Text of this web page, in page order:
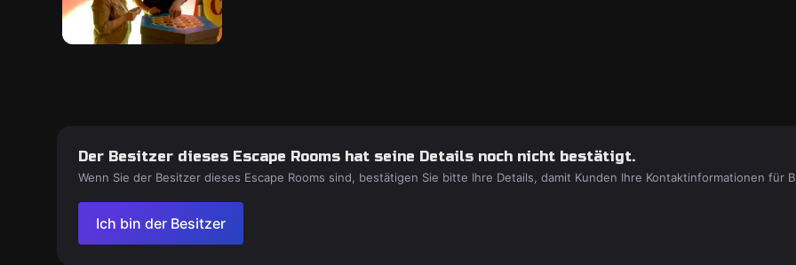
Der Besitzer dieses Escape Rooms hat seine Details noch nicht bestätigt.
Wenn Sie der Besitzer dieses Escape Rooms sind, bestätigen Sie bitte Ihre Details, damit Kunden Ihre Kontaktinformationen für
Ich bin der Besitzer